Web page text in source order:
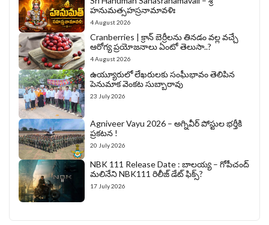
హనుమత్సహస్రనామావళిః
4 August 2026
Cranberries | క్రాన్ బెర్రీల‌ను తిన‌డం వ‌ల్ల వచ్చే
ఆరోగ్య ప్రయోజనాలు ఏంటో తెలుసా..?
4 August 2026
ఉయ్యూరులో లేఖరులకు సంఘీభావం తెలిపిన
పెనుమాక వెంకట సుబ్బారావు
23 July 2026
Agniveer Vayu 2026 – అగ్నివీర్‌ పోస్టుల భర్తీకి
ప్రకటన !
20 July 2026
NBK 111 Release Date : బాలయ్య – గోపీచంద్
మలినేని NBK111 రిలీజ్ డేట్ ఫిక్స్?
17 July 2026